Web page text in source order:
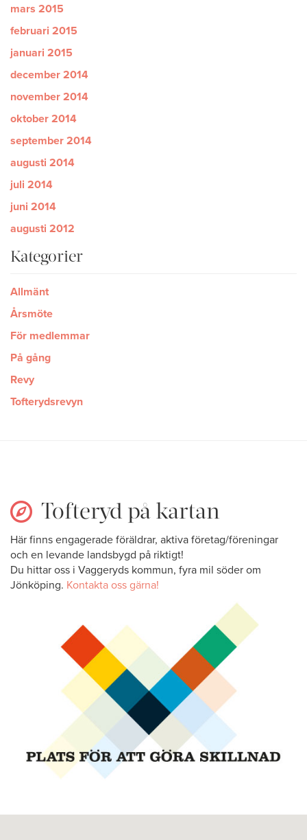
mars 2015
februari 2015
januari 2015
december 2014
november 2014
oktober 2014
september 2014
augusti 2014
juli 2014
juni 2014
augusti 2012
Kategorier
Allmänt
Årsmöte
För medlemmar
På gång
Revy
Tofterydsrevyn
Tofteryd på kartan
Här finns engagerade föräldrar, aktiva företag/föreningar
och en levande landsbygd på riktigt!
Du hittar oss i Vaggeryds kommun, fyra mil söder om
Jönköping. Kontakta oss gärna!